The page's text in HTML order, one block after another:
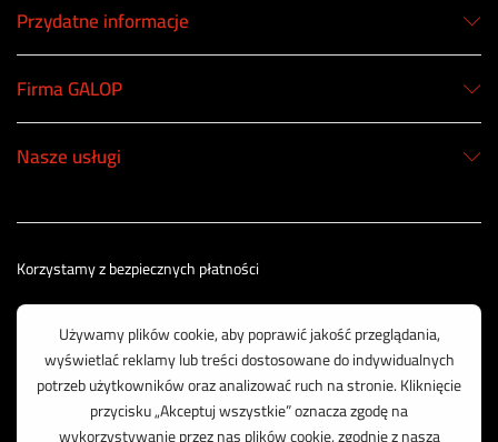
Przydatne informacje
Firma GALOP
Nasze usługi
© 2003 - 2025 GALOP - Wyposażenie Rolnictwa | Wykonanie:
CreativeOne
Korzystamy z bezpiecznych płatności